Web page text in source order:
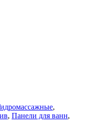
,
, Панели для ванн,